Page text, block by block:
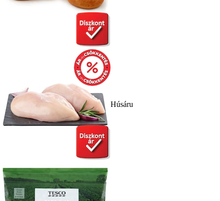
Húsáru